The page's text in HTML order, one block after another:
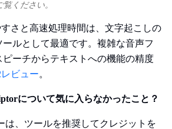
ください。
すさと高速処理時間は、文字起こしの
ルとして最適です。複雑な音声フ
ピーチからテキストへの機能の精度
ビュー。
について気に入らなかったこと？
は、ツールを推奨してクレジットを